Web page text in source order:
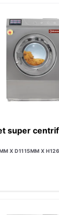
super
X D1115MM X